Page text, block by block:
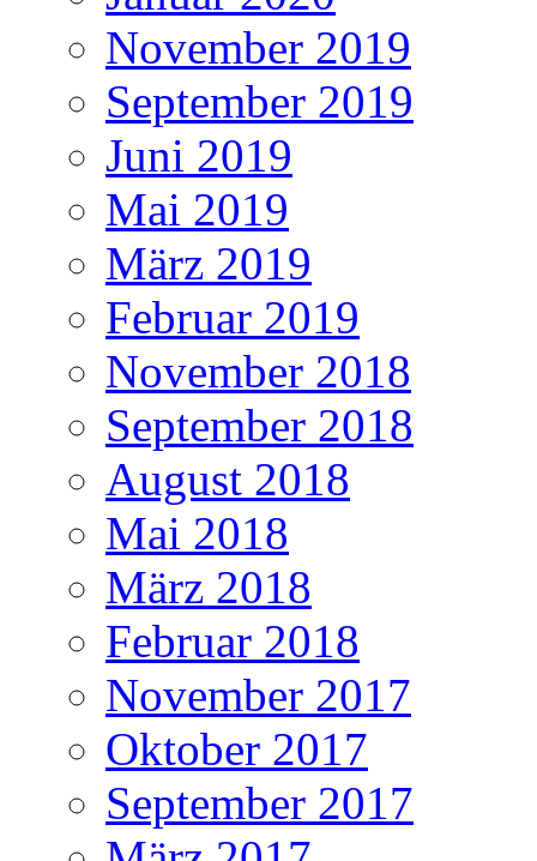
November 2019
September 2019
Juni 2019
Mai 2019
März 2019
Februar 2019
November 2018
September 2018
August 2018
Mai 2018
März 2018
Februar 2018
November 2017
Oktober 2017
September 2017